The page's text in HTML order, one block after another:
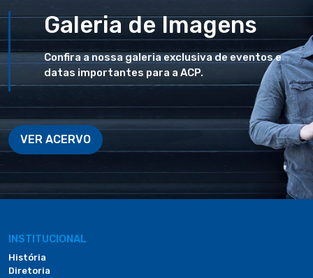
Galeria de Imagens
Confira a nossa galeria exclusiva de eventos e
datas importantes para a ACP.
VER ACERVO
INSTITUCIONAL
História
Diretoria